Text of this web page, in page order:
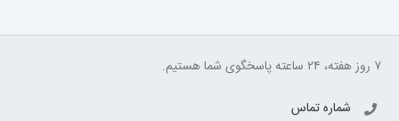
۷ روز هفته، ۲۴ ساعته پاسخگوی شما هستیم.
شماره تماس